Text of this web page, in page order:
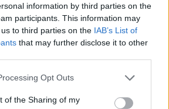
information by third parties on the
participants. This information may
to third parties on the IAB’s List of
that may further disclose it to other
Opt Outs
of the Sharing of my
και μετά στην ΕΡΤ,
με την επωνυμία με την επί
της.
από τον Κοτρώτσο: